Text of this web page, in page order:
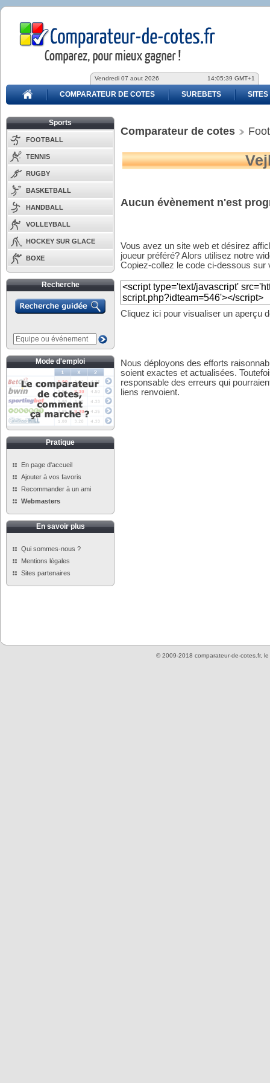
Vendredi 07 aout 2026 14:05:39 GMT+1
COMPARATEUR DE COTES SUREBETS SITES
Sports
FOOTBALL
TENNIS
RUGBY
BASKETBALL
HANDBALL
VOLLEYBALL
HOCKEY SUR GLACE
BOXE
Recherche
Mode d'emploi
Pratique
En page d'accueil
Ajouter à vos favoris
Recommander à un ami
Webmasters
En savoir plus
Qui sommes-nous ?
Mentions légales
Sites partenaires
Comparateur de cotes
Aucun évènement n'est
Vous avez un site web et désirez
joueur préféré? Alors utilisez notre
Copiez-collez le code ci-dessous
Cliquez ici pour visualiser un aperçu
Nous déployons des efforts
soient exactes et actualisées.
responsable des erreurs qui
liens renvoient.
© 2009-2018 comparateur-de-cotes.fr, le